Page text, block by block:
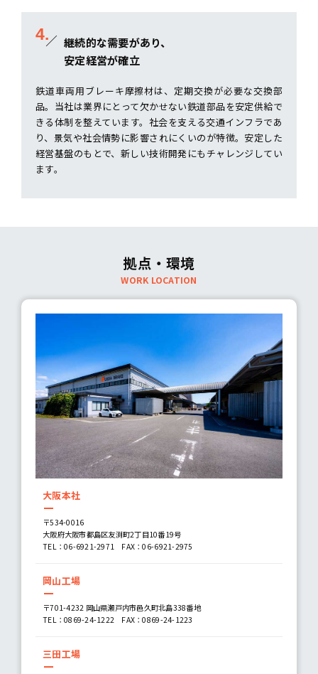
4.
継続的な需要があり、
安定経営が確立
鉄道車両用ブレーキ摩擦材は、定期交換が必要な交換部
品。当社は業界にとって欠かせない鉄道部品を安定供給で
きる体制を整えています。社会を支える交通インフラであ
り、景気や社会情勢に影響されにくいのが特徴。安定した
経営基盤のもとで、新しい技術開発にもチャレンジしてい
ます。
拠点・環境
WORK LOCATION
大阪本社
〒534-0016
大阪府大阪市都島区友渕町2丁目10番19号
TEL：06-6921-2971 FAX：06-6921-2975
岡山工場
〒701-4232 岡山県瀬戸内市邑久町北島338番地
TEL：0869-24-1222 FAX：0869-24-1223
三田工場